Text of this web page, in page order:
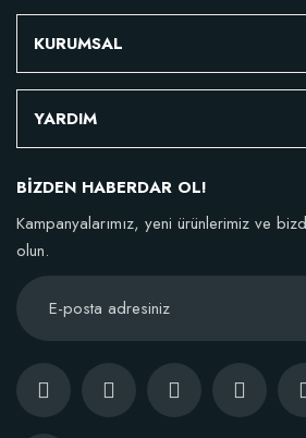
106,81
Sepete
KURUMSAL
YARDIM
BİZDEN HABERDAR OL!
Kampanyalarımız, yeni ürünlerimiz ve
olun.